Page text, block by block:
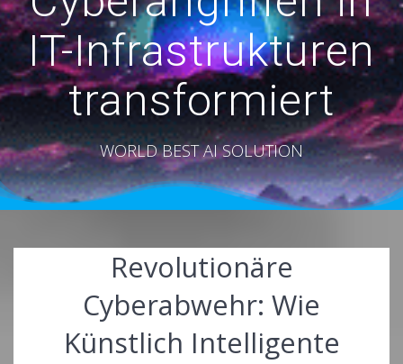
IT-Infrastrukturen
transformiert
WORLD BEST AI SOLUTION
Revolutionäre
Cyberabwehr: Wie
Künstlich Intelligente